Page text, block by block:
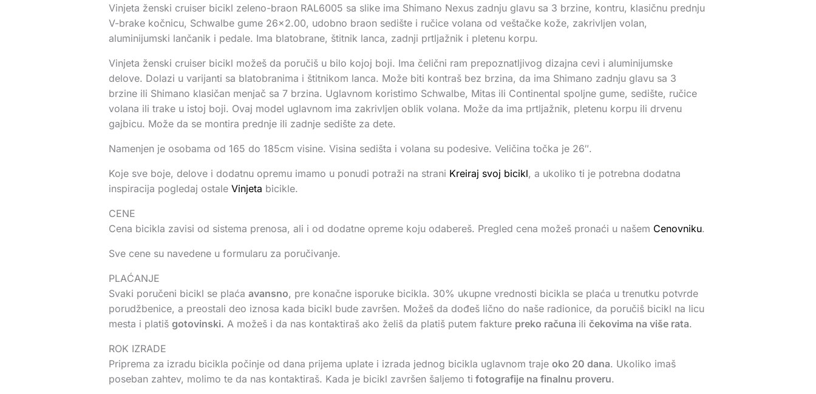
Vinjeta ženski cruiser bicikl zeleno-braon RAL6005 sa slike ima Shimano Nexus zadnju glavu sa 3 brzine, kontru, klasičnu prednju
V-brake kočnicu, Schwalbe gume 26×2.00, udobno braon sedište i ručice volana od veštačke kože, zakrivljen volan,
aluminijumski lančanik i pedale. Ima blatobrane, štitnik lanca, zadnji prtljažnik i pletenu korpu.
Vinjeta ženski cruiser bicikl možeš da poručiš u bilo kojoj boji. Ima čelični ram prepoznatljivog dizajna cevi i aluminijumske
delove. Dolazi u varijanti sa blatobranima i štitnikom lanca. Može biti kontraš bez brzina, da ima Shimano zadnju glavu sa 3
brzine ili Shimano klasičan menjač sa 7 brzina. Uglavnom koristimo Schwalbe, Mitas ili Continental spoljne gume, sedište, ručice
volana ili trake u istoj boji. Ovaj model uglavnom ima zakrivljen oblik volana. Može da ima prtljažnik, pletenu korpu ili drvenu
gajbicu. Može da se montira prednje ili zadnje sedište za dete.
Namenjen je osobama od 165 do 185cm visine. Visina sedišta i volana su podesive. Veličina točka je 26″.
Koje sve boje, delove i dodatnu opremu imamo u ponudi potraži na strani Kreiraj svoj bicikl, a ukoliko ti je potrebna dodatna
inspiracija pogledaj ostale Vinjeta bicikle.
CENE
Cena bicikla zavisi od sistema prenosa, ali i od dodatne opreme koju odabereš. Pregled cena možeš pronaći u našem Cenovniku.
Sve cene su navedene u formularu za poručivanje.
PLAĆANJE
Svaki poručeni bicikl se plaća avansno, pre konačne isporuke bicikla. 30% ukupne vrednosti bicikla se plaća u trenutku potvrde
porudžbenice, a preostali deo iznosa kada bicikl bude završen. Možeš da dođeš lično do naše radionice, da poručiš bicikl na licu
mesta i platiš gotovinski. A možeš i da nas kontaktiraš ako želiš da platiš putem fakture preko računa ili čekovima na više rata.
ROK IZRADE
Priprema za izradu bicikla počinje od dana prijema uplate i izrada jednog bicikla uglavnom traje oko 20 dana. Ukoliko imaš
poseban zahtev, molimo te da nas kontaktiraš. Kada je bicikl završen šaljemo ti fotografije na finalnu proveru.